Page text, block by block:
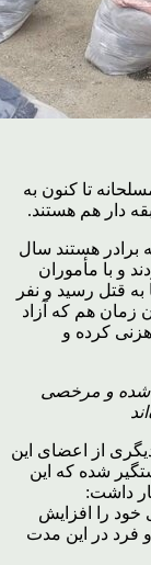
تا کنون به
برادر هستند سال
و با مأموران
به قتل رسید و نفر
زمان هم که آزاد
کرده و
شده و مرخصی
از اعضای این
شده که این
داشت:
خود را افزایش
داده‌اند و فرد در این مدت